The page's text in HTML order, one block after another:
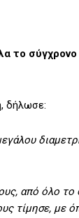
το
δήλωσε:
από όλο το
τίμησε, με